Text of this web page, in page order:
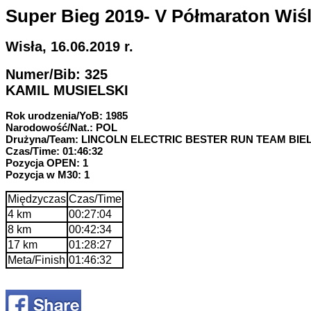
Super Bieg 2019- V Półmaraton
Wisła, 16.06.2019 r.
Numer/Bib: 325
KAMIL MUSIELSKI
Rok urodzenia/YoB: 1985
Narodowość/Nat.: POL
Drużyna/Team: LINCOLN ELECTRIC BESTER RUN TEAM
Czas/Time: 01:46:32
Pozycja OPEN: 1
Pozycja w M30: 1
Międzyczas Czas/Time
4 km
00:27:04
8 km
00:42:34
17 km
01:28:27
Meta/Finish 01:46:32